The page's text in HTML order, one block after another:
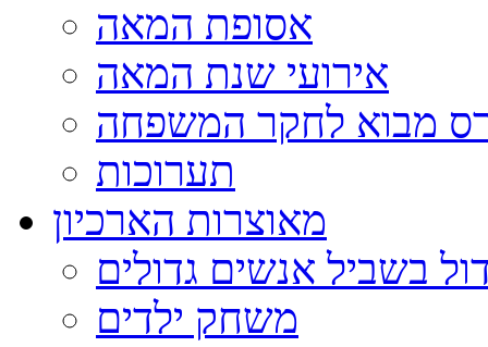
אסופת המאה
אירועי שנת המאה
מבוא לחקר המשפחה
תערוכות
מאוצרות הארכיון
בשביל אנשים גדולים
משחק ילדים